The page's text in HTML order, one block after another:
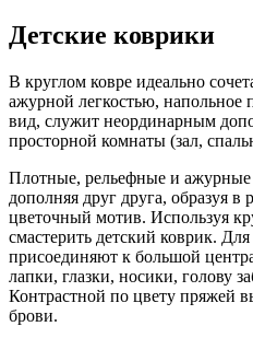
Детские коврики
В круглом ковре идеально
ажурной легкостью,
вид, служит неординарным
просторной комнаты (зал,
Плотные, рельефные и ажурные
дополняя друг друга, образуя в
цветочный мотив. Используя
смастерить детский коврик.
присоединяют к большой
лапки, глазки, носики, голову
Контрастной по цвету пряжей
брови.